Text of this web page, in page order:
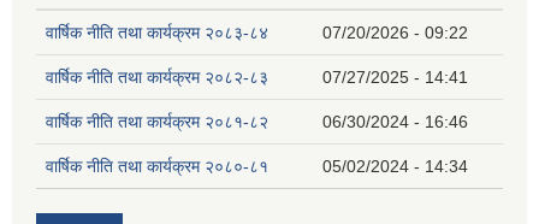
वार्षिक नीति तथा कार्यक्रम २०८३-८४ 07/20/2026 - 09:22
वार्षिक नीति तथा कार्यक्रम २०८२-८३ 07/27/2025 - 14:41
वार्षिक नीति तथा कार्यक्रम २०८१-८२ 06/30/2024 - 16:46
वार्षिक नीति तथा कार्यक्रम २०८०-८१ 05/02/2024 - 14:34